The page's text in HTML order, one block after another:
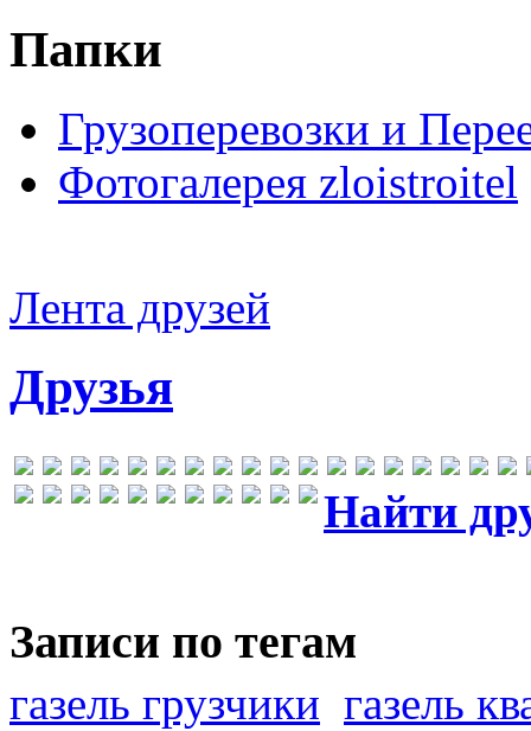
Папки
Грузоперевозки и
Фотогалерея zloistroitel
Лента друзей
Друзья
Найти
Записи по тегам
газель грузчики газель